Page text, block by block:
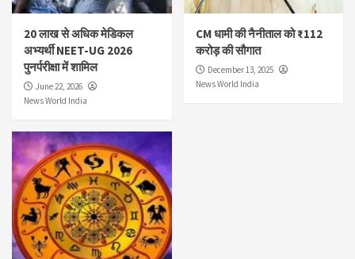
20 लाख से अधिक मेडिकल
अभ्यर्थी NEET-UG 2026
पुनर्परीक्षा में शामिल
June 22, 2026
News World India
CM धामी की नैनीताल को ₹112
करोड़ की सौगात
December 13, 2025
News World India